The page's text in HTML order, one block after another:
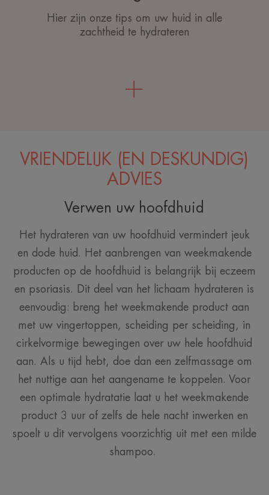
Hier zijn onze tips om uw huid in alle
zachtheid te hydrateren
VRIENDELIJK (EN DESKUNDIG)
ADVIES
Verwen uw hoofdhuid
Het hydrateren van uw hoofdhuid vermindert jeuk
en dode huid. Het aanbrengen van weekmakende
producten op de hoofdhuid is belangrijk bij eczeem
en psoriasis. Dit deel van het lichaam hydrateren is
eenvoudig: breng het weekmakende product aan
met uw vingertoppen, scheiding per scheiding, in
cirkelvormige bewegingen over uw hele hoofdhuid
aan. Als u tijd hebt, doe dan een zelfmassage om
het nuttige aan het aangename te koppelen. Voor
een optimale hydratatie laat u het weekmakende
product 3 uur of zelfs de hele nacht inwerken en
spoelt u dit vervolgens voorzichtig uit met een milde
shampoo.